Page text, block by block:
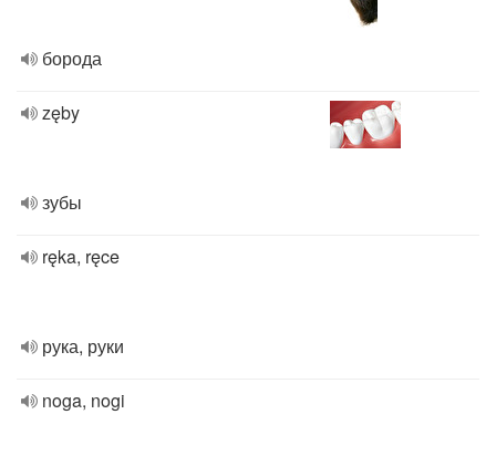
борода
zęby
зубы
ręka, ręce
рука, руки
noga, nogi